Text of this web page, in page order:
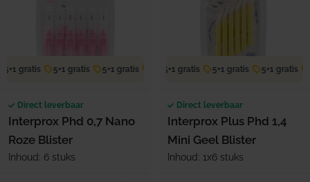
5+1 gratis 5+1 gratis 5+1 gratis 5+1 gratis 5+1 gratis 5+1 gratis
Direct leverbaar
Interprox Phd 0,7 Nano
Roze Blister
Inhoud: 6 stuks
5+1 gratis 5+1 gratis 5+1 gratis
Direct leverbaar
Interprox Plus Phd 1,4
Mini Geel Blister
Inhoud: 1x6 stuks